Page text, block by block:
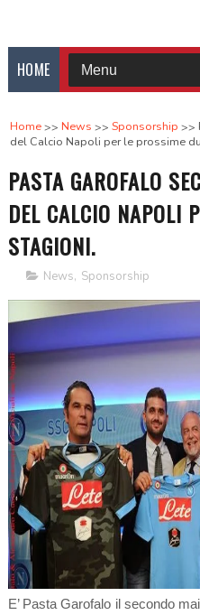
HOME
Home News Sponsorship
del Calcio Napoli per le prossime
PASTA GAROFALO
DEL CALCIO NAPOLI
STAGIONI.
News, Sponsorship
E’ Pasta Garofalo il secondo